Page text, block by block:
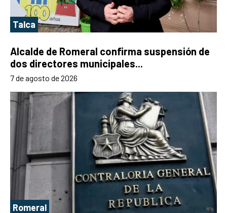
Talca
Alcalde de Romeral confirma suspensión de
dos directores municipales...
7 de agosto de 2026
Romeral